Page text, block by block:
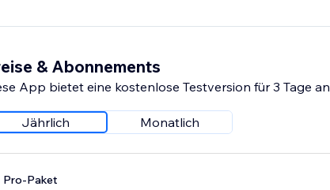
& Abonnements
App bietet eine kostenlose Testversion für 3 Tage an
Jährlich Monatlich
Pro-Paket